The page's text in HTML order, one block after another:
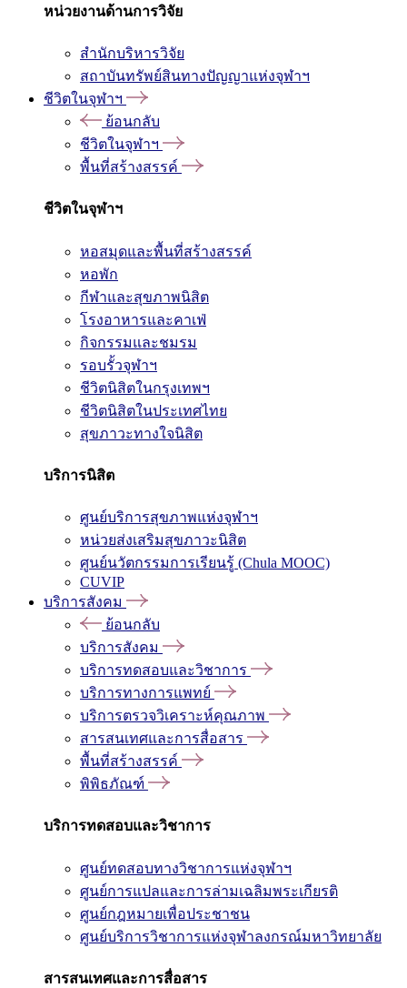
หน่วยงานด้านการวิจัย
สำนักบริหารวิจัย
สถาบันทรัพย์สินทางปัญญาแห่งจุฬาฯ
ชีวิตในจุฬาฯ
ย้อนกลับ
ชีวิตในจุฬาฯ
พื้นที่สร้างสรรค์
ชีวิตในจุฬาฯ
หอสมุดและพื้นที่สร้างสรรค์
หอพัก
กีฬาและสุขภาพนิสิต
โรงอาหารและคาเฟ่
กิจกรรมและชมรม
รอบรั้วจุฬาฯ
ชีวิตนิสิตในกรุงเทพฯ
ชีวิตนิสิตในประเทศไทย
สุขภาวะทางใจนิสิต
บริการนิสิต
ศูนย์บริการสุขภาพแห่งจุฬาฯ
หน่วยส่งเสริมสุขภาวะนิสิต
ศูนย์นวัตกรรมการเรียนรู้ (Chula MOOC)
CUVIP
บริการสังคม
ย้อนกลับ
บริการสังคม
บริการทดสอบและวิชาการ
บริการทางการแพทย์
บริการตรวจวิเคราะห์คุณภาพ
สารสนเทศและการสื่อสาร
พื้นที่สร้างสรรค์
พิพิธภัณฑ์
บริการทดสอบและวิชาการ
ศูนย์ทดสอบทางวิชาการแห่งจุฬาฯ
ศูนย์การแปลและการล่ามเฉลิมพระเกียรติ
ศูนย์กฎหมายเพื่อประชาชน
ศูนย์บริการวิชาการแห่งจุฬาลงกรณ์มหาวิทยาลัย
สารสนเทศและการสื่อสาร